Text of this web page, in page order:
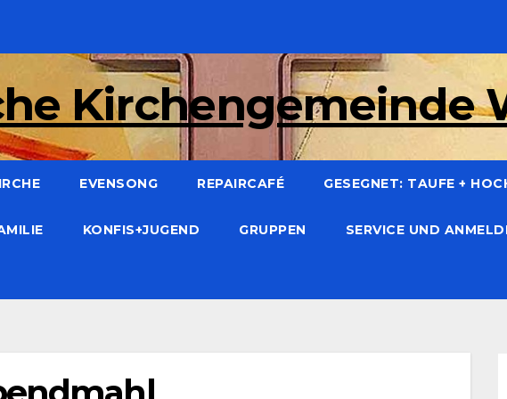
Kirchengemeinde
EVENSONG REPAIRCAFÉ GESEGNET: TAUFE +
KONFIS+JUGEND GRUPPEN SERVICE UND